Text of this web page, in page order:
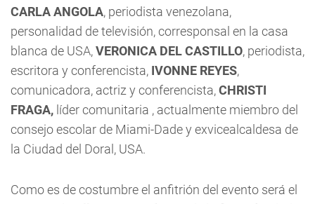
CARLA ANGOLA, periodista venezolana,
personalidad de televisión, corresponsal en la casa
blanca de USA,VERONICA DEL CASTILLO, periodista,
escritora y conferencista, IVONNE REYES,
comunicadora, actriz y conferencista,CHRISTI
FRAGA, líder comunitaria , actualmente miembro del
consejo escolar de Miami-Dade y exvicealcaldesa de
la Ciudad del Doral, USA.
Como es de costumbre el anfitrión del evento será el